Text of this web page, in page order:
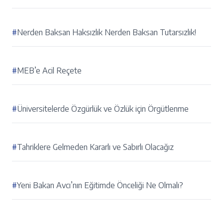
#Nerden Baksan Haksızlık Nerden Baksan Tutarsızlık!
#MEB’e Acil Reçete
#Üniversitelerde Özgürlük ve Özlük için Örgütlenme
#Tahriklere Gelmeden Kararlı ve Sabırlı Olacağız
#Yeni Bakan Avcı’nın Eğitimde Önceliği Ne Olmalı?